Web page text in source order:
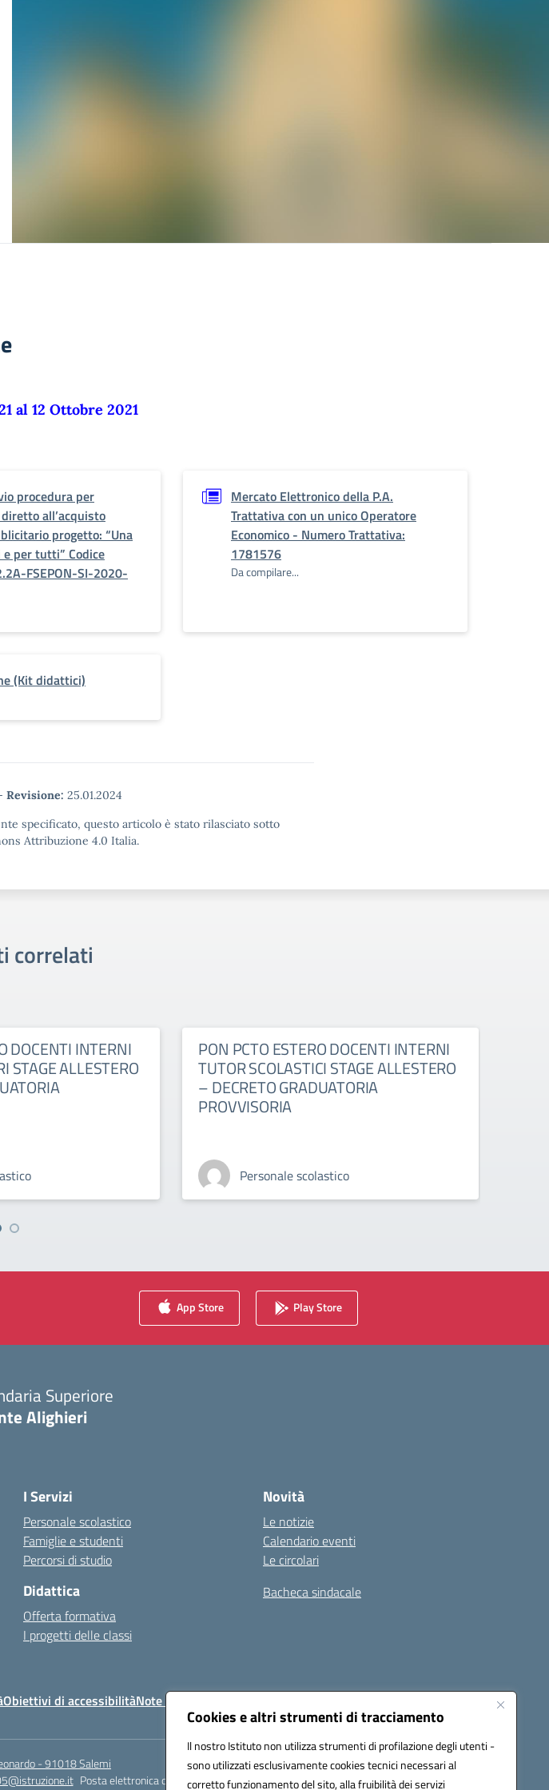
Cookies e altri strumenti di tracciamento
Il nostro Istituto non utilizza strumenti di profilazione degli utenti -
sono utilizzati esclusivamente cookies tecnici necessari al
corretto funzionamento del sito, alla fruibilità dei servizi
al 12 Ottobre 2021
procedura per
all’acquisto
progetto: “Una
per tutti” Codice
FSEPON-SI-2020-
Mercato Elettronico della P.A.
Trattativa con un unico Operatore
Economico - Numero Trattativa:
1781576
Da compilare...
(Kit didattici)
Revisione: 25.01.2024
specificato, questo articolo è stato rilasciato sotto
Attribuzione 4.0 Italia.
correlati
DOCENTI INTERNI
STAGE ALLESTERO
PON PCTO ESTERO DOCENTI INTERNI
TUTOR SCOLASTICI STAGE ALLESTERO
– DECRETO GRADUATORIA
PROVVISORIA
Personale scolastico
App Store Play Store
Superiore
Alighieri
I Servizi
Personale scolastico
Famiglie e studenti
Percorsi di studio
Didattica
Offerta formativa
I progetti delle classi
Novità
Le notizie
Calendario eventi
Le circolari
Bacheca sindacale
Obiettivi di accessibilitàNote legali Seguici su:
- 91018 Salemi
Posta elettronica certificata (PEC):tpis002005@pec.istruzione.it